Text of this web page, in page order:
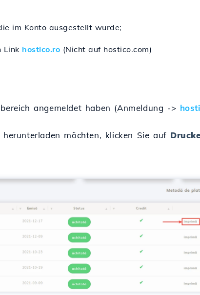
im Konto ausgestellt wurde;
Link hostico.ro (Nicht auf hostico.com)
angemeldet haben (Anmeldung ->
möchten, klicken Sie auf